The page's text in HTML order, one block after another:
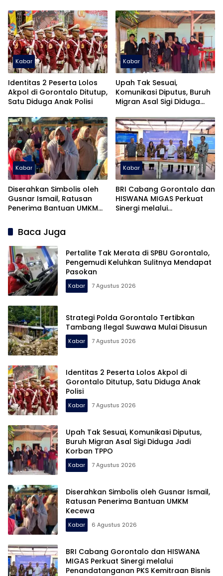
Pasokan
Kabar
Identitas 2 Peserta Lolos
Akpol di Gorontalo Ditutup,
Satu Diduga Anak Polisi
Kabar
Upah Tak Sesuai,
Komunikasi Diputus, Buruh
Migran Asal Sigi Diduga
Kabar
Diserahkan Simbolis oleh
Gusnar Ismail, Ratusan
Penerima Bantuan UMKM
Kabar
BRI Cabang Gorontalo dan
HISWANA MIGAS Perkuat
Sinergi melalui
Baca Juga
Pertalite Tak Merata di SPBU Gorontalo,
Pengemudi Keluhkan Sulitnya Mendapat
Pasokan
Kabar 7 Agustus 2026
Strategi Polda Gorontalo Tertibkan
Tambang Ilegal Suwawa Mulai Disusun
Kabar 7 Agustus 2026
Identitas 2 Peserta Lolos Akpol di
Gorontalo Ditutup, Satu Diduga Anak
Polisi
Kabar 7 Agustus 2026
Upah Tak Sesuai, Komunikasi Diputus,
Buruh Migran Asal Sigi Diduga Jadi
Korban TPPO
Kabar 7 Agustus 2026
Diserahkan Simbolis oleh Gusnar Ismail,
Ratusan Penerima Bantuan UMKM
Kecewa
Kabar 6 Agustus 2026
BRI Cabang Gorontalo dan HISWANA
MIGAS Perkuat Sinergi melalui
Penandatanganan PKS Kemitraan Bisnis